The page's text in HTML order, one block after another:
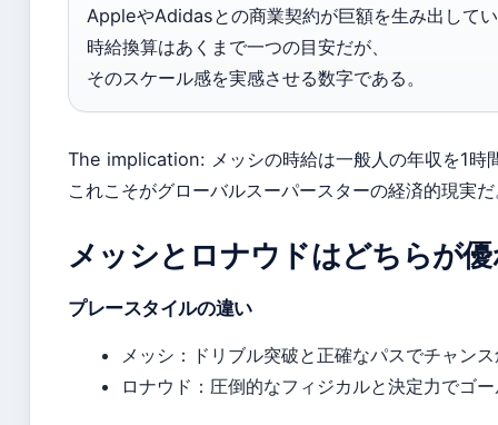
AppleやAdidasとの商業契約が巨額を生み出して
時給換算はあくまで一つの目安だが、
そのスケール感を実感させる数字である。
The implication: メッシの時給は一般人の年収を1時
これこそがグローバルスーパースターの経済的現実
メッシとロナウドはどちらが
プレースタイルの違い
メッシ：ドリブル突破と正確なパスでチャン
ロナウド：圧倒的なフィジカルと決定力でゴ